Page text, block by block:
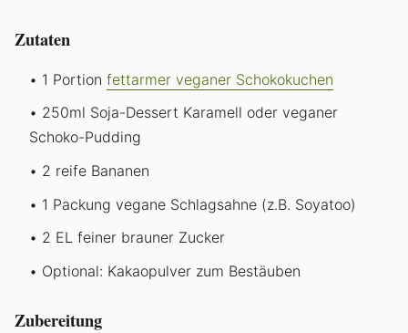
Zutaten
1 Portion fettarmer veganer Schokokuchen
250ml Soja-Dessert Karamell oder veganer
Schoko-Pudding
2 reife Bananen
1 Packung vegane Schlagsahne (z.B. Soyatoo)
2 EL feiner brauner Zucker
Optional: Kakaopulver zum Bestäuben
Zubereitung